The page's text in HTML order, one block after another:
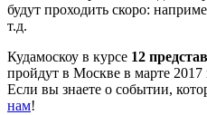
будут проходить скоро:
т.д.
Кудамоскоу в курсе 12
пройдут в Москве в марте 2017
Если вы знаете о событии,
нам!